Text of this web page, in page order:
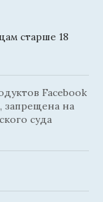
старше 18
Facebook
запрещена на
суда